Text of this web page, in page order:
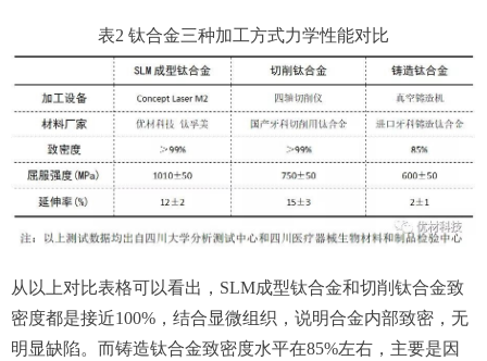
表2 钛合金三种加工方式力学性能对比
从以上对比表格可以看出，SLM成型钛合金和切削钛合金致
密度都是接近100%，结合显微组织，说明合金内部致密，无
明显缺陷。而铸造钛合金致密度水平在85%左右，主要是因